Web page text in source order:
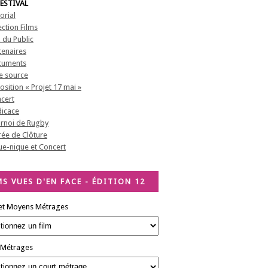
Films
du Public
source
« Projet 17 mai »
de Rugby
de Clôture
nique et Concert
VUES D'EN FACE - ÉDITION 12
Moyens Métrages